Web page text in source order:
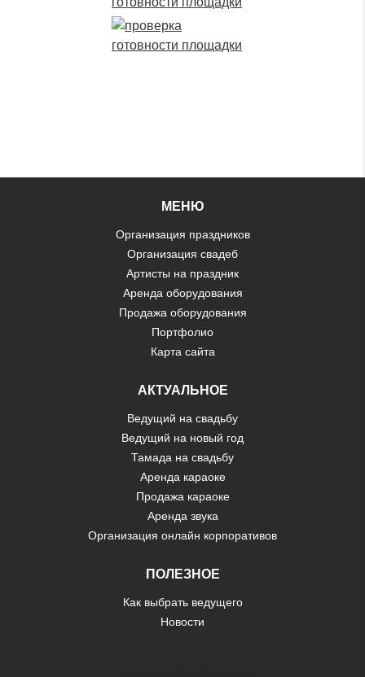
МЕНЮ
Организация праздников
Организация свадеб
Артисты на праздник
Аренда оборудования
Продажа оборудования
Портфолио
Карта сайта
АКТУАЛЬНОЕ
Ведущий на свадьбу
Ведущий на новый год
Тамада на свадьбу
Аренда караоке
Продажа караоке
Аренда звука
Организация онлайн корпоративов
ПОЛЕЗНОЕ
Как выбрать ведущего
Новости